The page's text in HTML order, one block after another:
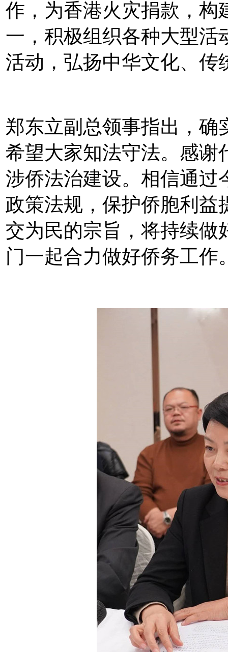
作，为香港火灾捐款，构
一，积极组织各种大型活
活动，弘扬中华文化、传
郑东立副总领事指出，确
希望大家知法守法。感谢
涉侨法治建设。相信通过
政策法规，保护侨胞利益
交为民的宗旨，将持续做
门一起合力做好侨务工作